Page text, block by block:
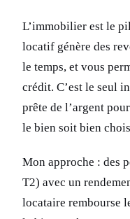
L’immobilier est le
locatif génère des
le temps, et vous
crédit. C’est le seul
prête de l’argent
le bien soit bien
Mon approche : des
T2) avec un
locataire rembourse